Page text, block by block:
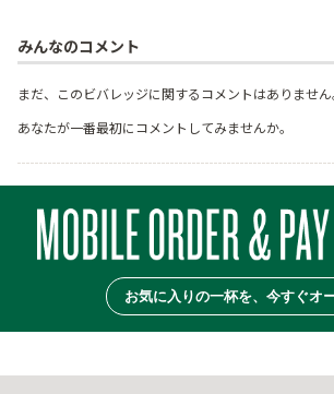
みんなのコメント
まだ、このビバレッジに関するコメントはありません
あなたが一番最初にコメントしてみませんか。
お気に入りの一杯を、今すぐオ